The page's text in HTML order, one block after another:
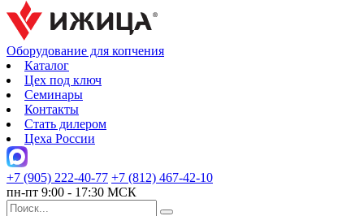
Оборудование для копчения
Каталог
Цех под ключ
Семинары
Контакты
Стать дилером
Цеха России
+7 (905) 222-40-77 +7 (812) 467-42-10
пн-пт 9:00 - 17:30 МСК